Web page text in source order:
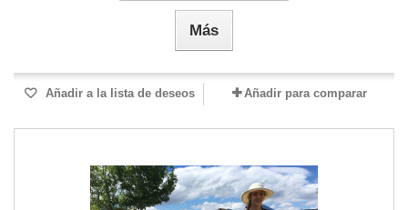
Más
Añadir a la lista de deseos Añadir para comparar